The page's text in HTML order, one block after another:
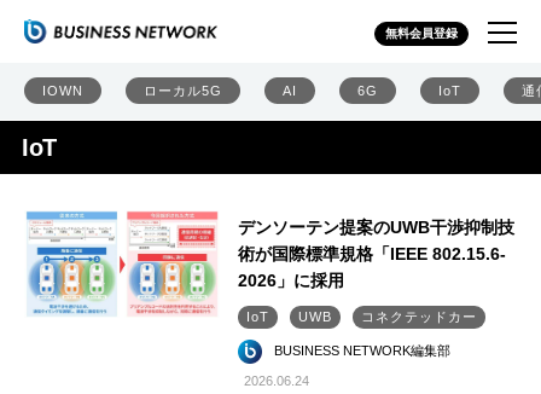
無料会員登録
IOWN ローカル5G AI 6G IoT 通
IoT
デンソーテン提案のUWB干渉抑制技
術が国際標準規格「IEEE 802.15.6-
2026」に採用
IoT UWB コネクテッドカー
BUSINESS NETWORK編集部
2026.06.24